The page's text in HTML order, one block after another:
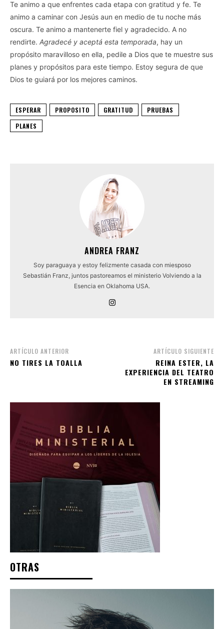
Te animo a que enfrentes cada etapa con gratitud y fe. Te
animo a caminar con Jesús aun en medio de tu noche más
oscura. Te animo a mantenerte fiel y agradecido. A no
rendirte. Agradecé y aceptá esta temporada, hay un
propósito maravilloso en ella, pedile a Dios que te muestre sus
planes y propósitos para este tiempo. Estoy segura de que
Dios te guiará por los mejores caminos.
ESPERAR PROPOSITO GRATITUD
PRUEBAS
PLANES
ANDREA FRANZ
Soy paraguaya y estoy felizmente casada con miesposo
Sebastián Franz, juntos pastoreamos el ministerio Volviendo a la
Esencia en Oklahoma USA.
ARTÍCULO ANTERIOR
NO TIRES LA TOALLA
ARTÍCULO SIGUIENTE
REINA ESTER, LA
EXPERIENCIA DEL TEATRO
EN STREAMING
OTRAS